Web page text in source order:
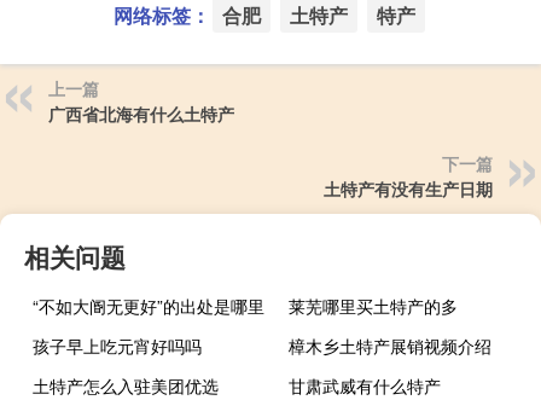
网络标签： 合肥 土特产 特产
上一篇
广西省北海有什么土特产
下一篇
土特产有没有生产日期
相关问题
“不如大阍无更好”的出处是哪里
莱芜哪里买土特产的多
孩子早上吃元宵好吗吗
樟木乡土特产展销视频介绍
土特产怎么入驻美团优选
甘肃武威有什么特产